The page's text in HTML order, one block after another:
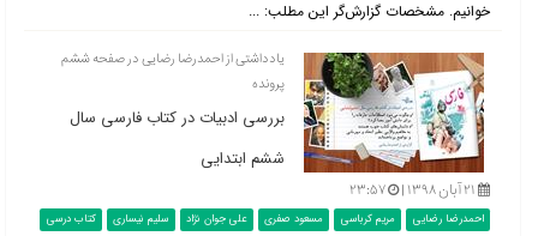
خوانیم. مشخصات گزارش‌گر این مطلب: ...
یادداشتی از احمدرضا رضایی در صفحه ششم
پرونده
بررسی ادبیات در کتاب فارسی سال
ششم ابتدایی
۲۱ آبان ۱۳۹۸ | ۲۳:۵۷
احمدرضا رضایی مریم کرباسی مسعود صفری علی جوان نژاد سلیم نیساری
کتاب درسی